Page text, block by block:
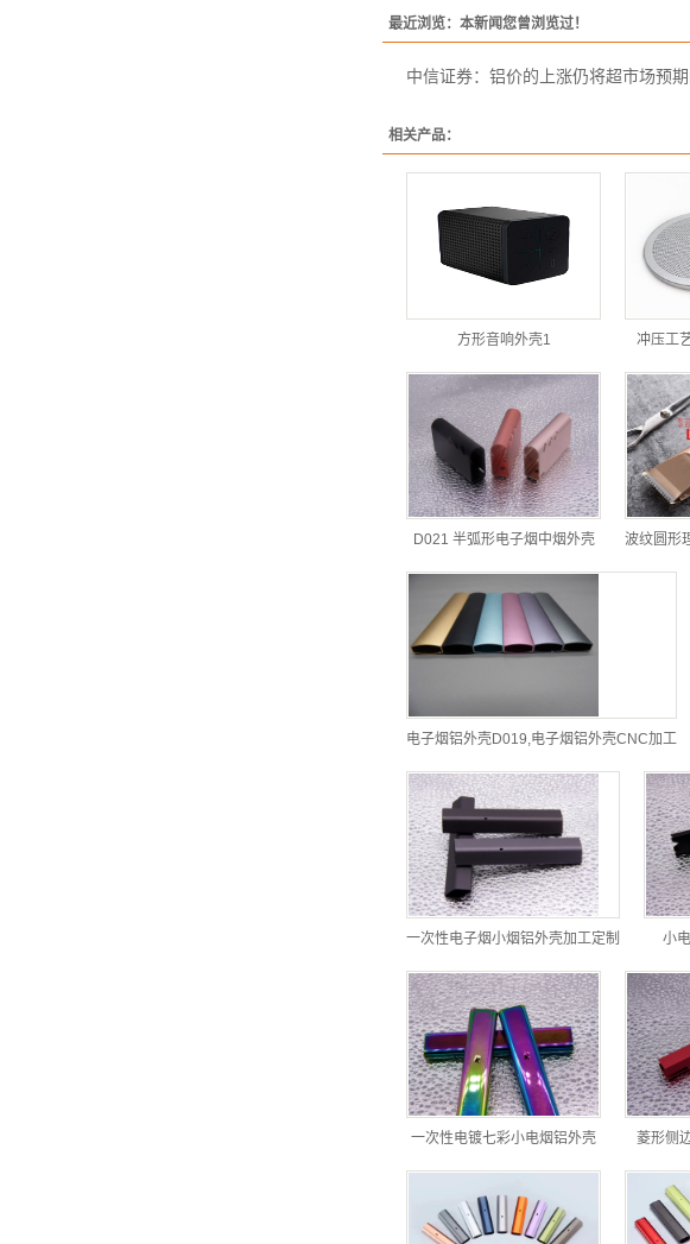
最近浏览：本新闻您曾浏览过！
中信证券：铝价的上涨仍将超市场预
相关产品：
方形音响外壳1 冲压工
D021 半弧形电子烟中烟外壳 波纹圆形
电子烟铝外壳D019,电子烟铝外壳CNC加工
一次性电子烟小烟铝外壳加工定制 小
一次性电镀七彩小电烟铝外壳 菱形侧